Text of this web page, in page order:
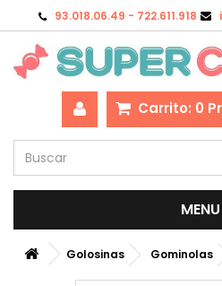
93.018.06.49 - 722.611.918
Carrito: 0
MENU
Golosinas Gominolas